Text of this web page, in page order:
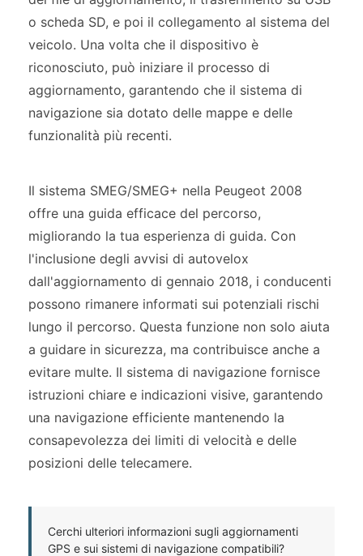
o scheda SD, e poi il collegamento al sistema del
veicolo. Una volta che il dispositivo è
riconosciuto, può iniziare il processo di
aggiornamento, garantendo che il sistema di
navigazione sia dotato delle mappe e delle
funzionalità più recenti.
Il sistema SMEG/SMEG+ nella Peugeot 2008
offre una guida efficace del percorso,
migliorando la tua esperienza di guida. Con
l'inclusione degli avvisi di autovelox
dall'aggiornamento di gennaio 2018, i conducenti
possono rimanere informati sui potenziali rischi
lungo il percorso. Questa funzione non solo aiuta
a guidare in sicurezza, ma contribuisce anche a
evitare multe. Il sistema di navigazione fornisce
istruzioni chiare e indicazioni visive, garantendo
una navigazione efficiente mantenendo la
consapevolezza dei limiti di velocità e delle
posizioni delle telecamere.
Cerchi ulteriori informazioni sugli aggiornamenti
GPS e sui sistemi di navigazione compatibili?